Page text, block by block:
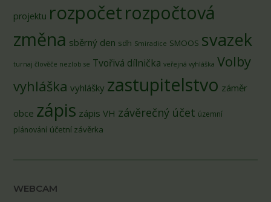
projektu rozpočetrozpočtová
změna sběrný den sdh Smiradice SMOOS svazek
turnaj člověče nezlob se Tvořivá dílnička veřejná vyhláška Volby
vyhláška vyhlášky zastupitelstvo záměr
obce zápis zápis VH závěrečný účet územní
plánování účetní závěrka
WEBCAM